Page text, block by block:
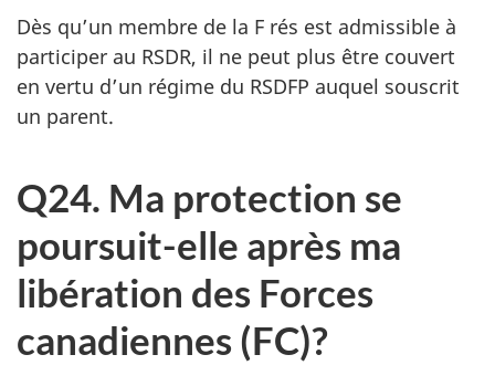
Dès qu’un membre de la F rés est admissible à
participer au RSDR, il ne peut plus être couvert
en vertu d’un régime du RSDFP auquel souscrit
un parent.
Q24. Ma protection se
poursuit-elle après ma
libération des Forces
canadiennes (FC)?